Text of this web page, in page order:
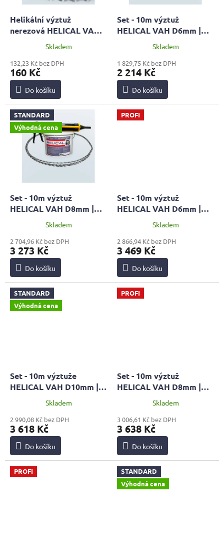
Helikální výztuž
nerezová HELICAL VAH
D6mm, 1 metr | PROFI
Skladem
132,23 Kč bez DPH
160 Kč
Do košíku
Set - 10m výztuž
HELICAL VAH D6mm |
STANDARD + malta MPC
60 + pistol HOBBY
Skladem
1 829,75 Kč bez DPH
2 214 Kč
Do košíku
STANDARD
Výhodná cena
Set - 10m výztuž
HELICAL VAH D8mm |
STANDARD + malta MPC
60 + pistol HOBBY
Skladem
2 704,96 Kč bez DPH
3 273 Kč
Do košíku
PROFI
Set - 10m výztuž
HELICAL VAH D6mm |
PROFI + malta MPC 60 +
pistol HOBBY
Skladem
2 866,94 Kč bez DPH
3 469 Kč
Do košíku
STANDARD
Výhodná cena
Set - 10m výztuže
HELICAL VAH D10mm |
STANDARD + malta MPC
60 + pistol HOBBY
Skladem
2 990,08 Kč bez DPH
3 618 Kč
Do košíku
PROFI
Set - 10m výztuž
HELICAL VAH D8mm |
PROFI + malta MPC 60 +
pistol HOBBY
Skladem
3 006,61 Kč bez DPH
3 638 Kč
Do košíku
PROFI
STANDARD
Výhodná cena